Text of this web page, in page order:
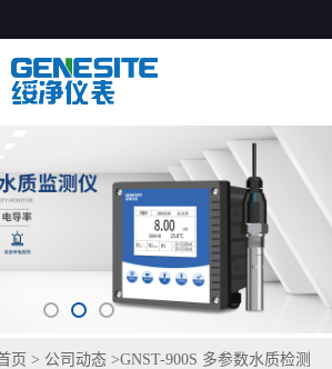
页 > 公司动态 >GNST-900S 多参数水质检测